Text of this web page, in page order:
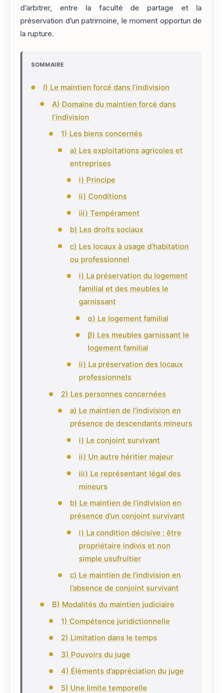
d’arbitrer, entre la faculté de partage et la
préservation d’un patrimoine, le moment opportun de
la rupture.
SOMMAIRE
I) Le maintien forcé dans l’indivision
A) Domaine du maintien forcé dans
l’indivision
1) Les biens concernés
a) Les exploitations agricoles et
entreprises
i) Principe
ii) Conditions
iii) Tempérament
b) Les droits sociaux
c) Les locaux à usage d’habitation
ou professionnel
i) La préservation du logement
familial et des meubles le
garnissant
α) Le logement familial
β) Les meubles garnissant le
logement familial
ii) La préservation des locaux
professionnels
2) Les personnes concernées
a) Le maintien de l’indivision en
présence de descendants mineurs
i) Le conjoint survivant
ii) Un autre héritier majeur
iii) Le représentant légal des
mineurs
b) Le maintien de l’indivision en
présence d’un conjoint survivant
i) La condition décisive : être
propriétaire indivis et non
simple usufruitier
c) Le maintien de l’indivision en
l’absence de conjoint survivant
B) Modalités du maintien judiciaire
1) Compétence juridictionnelle
2) Limitation dans le temps
3) Pouvoirs du juge
4) Éléments d’appréciation du juge
5) Une limite temporelle